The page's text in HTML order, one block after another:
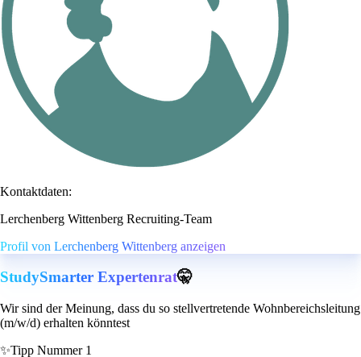
Kontaktdaten:
Lerchenberg Wittenberg Recruiting-Team
Profil von Lerchenberg Wittenberg anzeigen
StudySmarter Expertenrat🤫
Wir sind der Meinung, dass du so stellvertretende Wohnbereichsleitung
(m/w/d) erhalten könntest
✨Tipp Nummer 1